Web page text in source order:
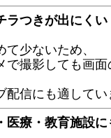
ラつきが出にくい
少ないため、
で撮影しても画
信にも適してい
医療・教育施設